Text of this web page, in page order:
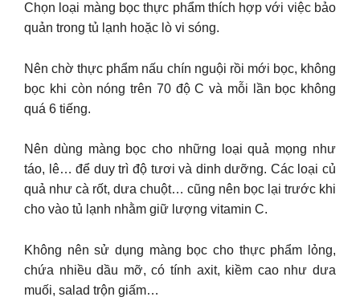
Chọn loại màng bọc thực phẩm thích hợp với việc bảo
quản trong tủ lạnh hoặc lò vi sóng.
Nên chờ thực phẩm nấu chín nguội rồi mới bọc, không
bọc khi còn nóng trên 70 độ C và mỗi lần bọc không
quá 6 tiếng.
Nên dùng màng bọc cho những loại quả mọng như
táo, lê… để duy trì độ tươi và dinh dưỡng. Các loại củ
quả như cà rốt, dưa chuột… cũng nên bọc lại trước khi
cho vào tủ lạnh nhằm giữ lượng vitamin C.
Không nên sử dụng màng bọc cho thực phẩm lỏng,
chứa nhiều dầu mỡ, có tính axit, kiềm cao như dưa
muối, salad trộn giấm…